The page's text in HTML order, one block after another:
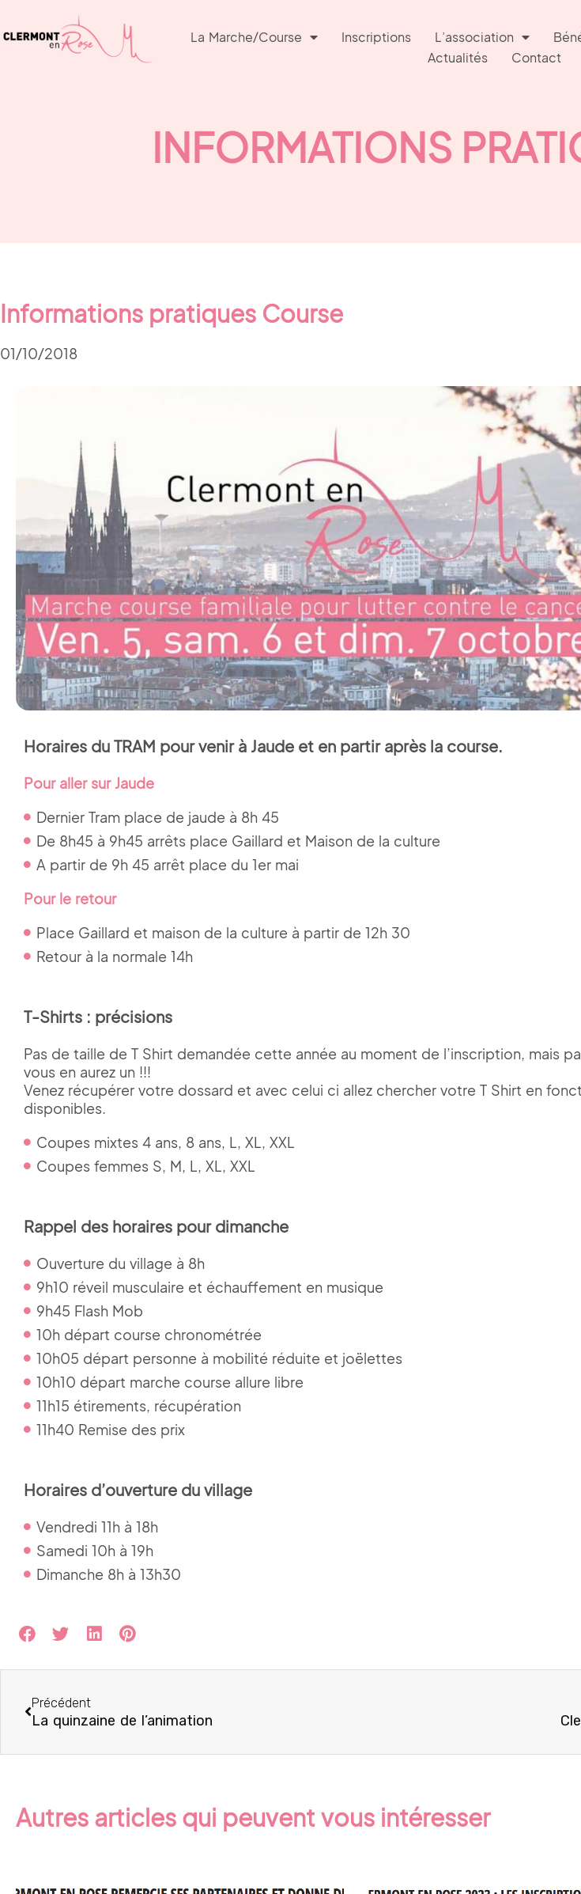
La Marche/course Inscriptions L’association
Actualités
Contact
INFORMATIONS
Informations pratiques Course
01/10/2018
Horaires du TRAM pour venir à Jaude et en partir après la course.
Pour aller sur Jaude
Dernier Tram place de jaude à 8h 45
De 8h45 à 9h45 arrêts place Gaillard et Maison de la culture
A partir de 9h 45 arrêt place du 1er mai
Pour le retour
Place Gaillard et maison de la culture à partir de 12h 30
Retour à la normale 14h
T-Shirts : précisions
Pas de taille de T Shirt demandée cette année au moment de l’inscription, mais
vous en aurez un !!!
Venez récupérer votre dossard et avec celui ci allez chercher votre T Shirt en
disponibles.
Coupes mixtes 4 ans, 8 ans, L, XL, XXL
Coupes femmes S, M, L, XL, XXL
Rappel des horaires pour dimanche
Ouverture du village à 8h
9h10 réveil musculaire et échauffement en musique
9h45 Flash Mob
10h départ course chronométrée
10h05 départ personne à mobilité réduite et joëlettes
10h10 départ marche course allure libre
11h15 étirements, récupération
11h40 Remise des prix
Horaires d’ouverture du village
Vendredi 11h à 18h
Samedi 10h à 19h
Dimanche 8h à 13h30
Précédent
La quinzaine de l’animation
Autres articles qui peuvent vous intéresser